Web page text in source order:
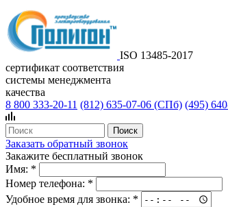
ISO 13485-2017
сертификат соответствия
системы менеджмента
качества
8 800 333-20-11 (812) 635-07-06 (СПб) (495)
Заказать обратный звонок
Закажите бесплатный звонок
Имя: *
Номер телефона: *
Удобное время для звонка: *